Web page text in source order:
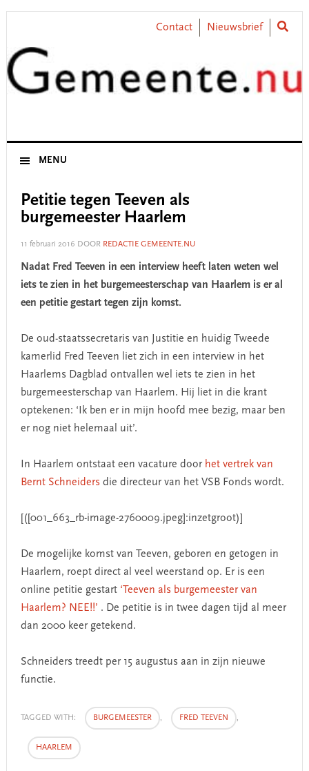
Skip
primary
navigation
Skip
content
Skip
primary
sidebar
Skip
footer
Contact Nieuwsbrief
MENU
Petitie tegen Teeven als
burgemeester Haarlem
11 februari 2016 DOOR REDACTIE GEMEENTE.NU
Nadat Fred Teeven in een interview heeft laten weten wel
iets te zien in het burgemeesterschap van Haarlem is er al
een petitie gestart tegen zijn komst.
De oud-staatssecretaris van Justitie en huidig Tweede
kamerlid Fred Teeven liet zich in een interview in het
Haarlems Dagblad ontvallen wel iets te zien in het
burgemeesterschap van Haarlem. Hij liet in die krant
optekenen: ‘Ik ben er in mijn hoofd mee bezig, maar ben
er nog niet helemaal uit’.
In Haarlem ontstaat een vacature door het vertrek van
Bernt Schneiders die directeur van het VSB Fonds wordt.
[([001_663_rb-image-2760009.jpeg]:inzetgroot)]
De mogelijke komst van Teeven, geboren en getogen in
Haarlem, roept direct al veel weerstand op. Er is een
online petitie gestart ‘Teeven als burgemeester van
Haarlem? NEE!!’ . De petitie is in twee dagen tijd al meer
dan 2000 keer getekend.
Schneiders treedt per 15 augustus aan in zijn nieuwe
functie.
TAGGED WITH: BURGEMEESTER , FRED TEEVEN ,
HAARLEM